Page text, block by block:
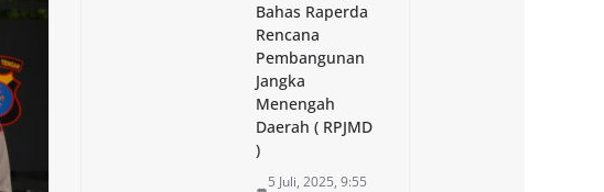
Bahas Raperda
Rencana
Pembangunan
Jangka
Menengah
Daerah ( RPJMD
)
5 Juli, 2025, 9:55